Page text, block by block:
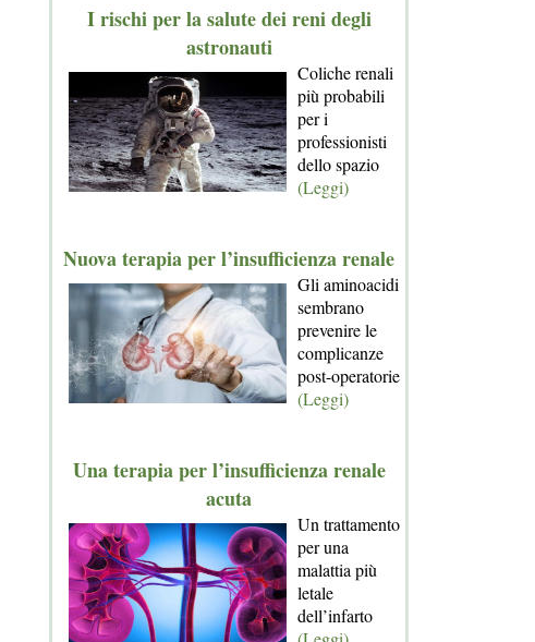
I rischi per la salute dei reni degli
astronauti
Coliche renali
più probabili
per i
professionisti
dello spazio
(Leggi)
Nuova terapia per l’insufficienza renale
Gli aminoacidi
sembrano
prevenire le
complicanze
post-operatorie
(Leggi)
Una terapia per l’insufficienza renale
acuta
Un trattamento
per una
malattia più
letale
dell’infarto